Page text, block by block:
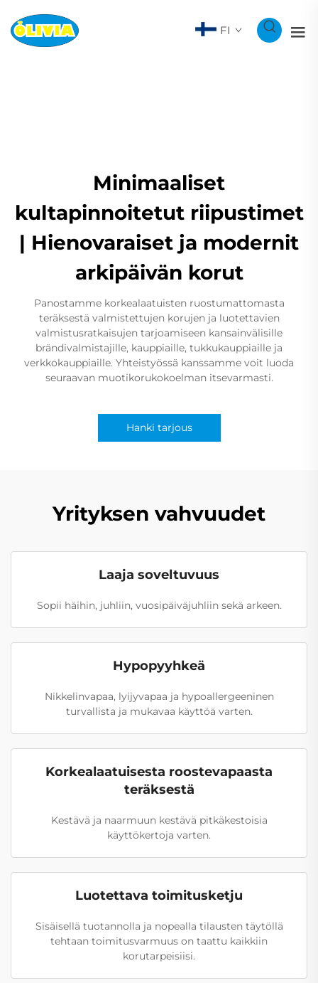
FI
Minimaaliset
kultapinnoitetut riipustimet
| Hienovaraiset ja modernit
arkipäivän korut
Panostamme korkealaatuisten ruostumattomasta
teräksestä valmistettujen korujen ja luotettavien
valmistusratkaisujen tarjoamiseen kansainvälisille
brändivalmistajille, kauppiaille, tukkukauppiaille ja
verkkokauppiaille. Yhteistyössä kanssamme voit luoda
seuraavan muotikorukokoelman itsevarmasti.
Hanki tarjous
Yrityksen vahvuudet
Laaja soveltuvuus
Sopii häihin, juhliin, vuosipäiväjuhliin sekä arkeen.
Hypopyyhkeä
Nikkelinvapaa, lyijyvapaa ja hypoallergeeninen
turvallista ja mukavaa käyttöä varten.
Korkealaatuisesta roostevapaasta
teräksestä
Kestävä ja naarmuun kestävä pitkäkestoisia
käyttökertoja varten.
Luotettava toimitusketju
Sisäisellä tuotannolla ja nopealla tilausten täytöllä
tehtaan toimitusvarmuus on taattu kaikkiin
korutarpeisiisi.